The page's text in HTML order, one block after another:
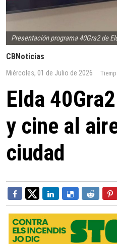
Presentación programa 40Gra2 de
CBNoticias
Miércoles, 01 de Julio de 2026
Elda
y cine al
ciudad